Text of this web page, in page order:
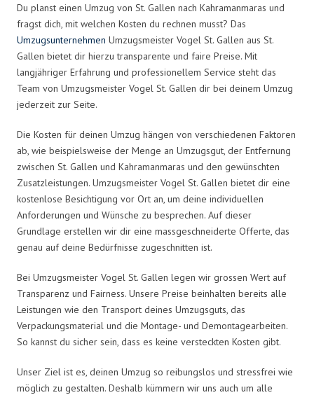
Du planst einen Umzug von St. Gallen nach Kahramanmaras und
fragst dich, mit welchen Kosten du rechnen musst? Das
Umzugsunternehmen Umzugsmeister Vogel St. Gallen aus St.
Gallen bietet dir hierzu transparente und faire Preise. Mit
langjähriger Erfahrung und professionellem Service steht das
Team von Umzugsmeister Vogel St. Gallen dir bei deinem Umzug
jederzeit zur Seite.
Die Kosten für deinen Umzug hängen von verschiedenen Faktoren
ab, wie beispielsweise der Menge an Umzugsgut, der Entfernung
zwischen St. Gallen und Kahramanmaras und den gewünschten
Zusatzleistungen. Umzugsmeister Vogel St. Gallen bietet dir eine
kostenlose Besichtigung vor Ort an, um deine individuellen
Anforderungen und Wünsche zu besprechen. Auf dieser
Grundlage erstellen wir dir eine massgeschneiderte Offerte, das
genau auf deine Bedürfnisse zugeschnitten ist.
Bei Umzugsmeister Vogel St. Gallen legen wir grossen Wert auf
Transparenz und Fairness. Unsere Preise beinhalten bereits alle
Leistungen wie den Transport deines Umzugsguts, das
Verpackungsmaterial und die Montage- und Demontagearbeiten.
So kannst du sicher sein, dass es keine versteckten Kosten gibt.
Unser Ziel ist es, deinen Umzug so reibungslos und stressfrei wie
möglich zu gestalten. Deshalb kümmern wir uns auch um alle